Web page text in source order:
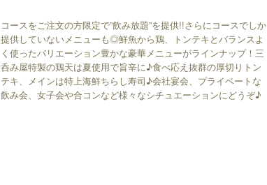
コースをご注文の方限定で”飲み放題”を提供!!さらにコースでしか
提供していないメニューも◎鮮魚から鶏、トンテキとバランスよ
く使ったバリエーション豊かな豪華メニューがラインナップ！三
呑み屋特製の鶏天は夏使用で旨辛に♪食べ応え抜群の厚切りトン
テキ、メインは特上海鮮ちらし寿司♪会社宴会、プライベートな
飲み会、女子会や合コンなど様々なシチュエーションにどうぞ♪